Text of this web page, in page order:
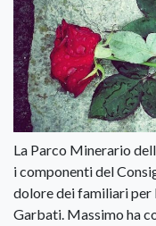
La Parco Minerario
i componenti del
dolore dei familiari
Garbati. Massimo ha